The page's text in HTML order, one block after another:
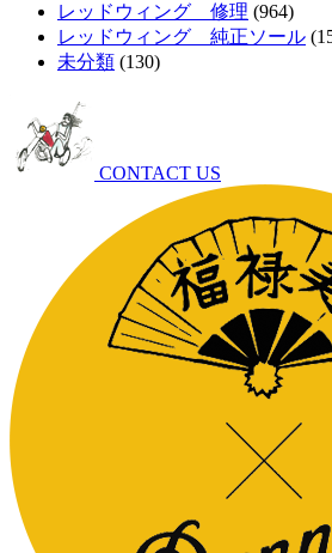
レッドウィング 修理 (964)
レッドウィング 純正ソール
未分類 (130)
CONTACT US